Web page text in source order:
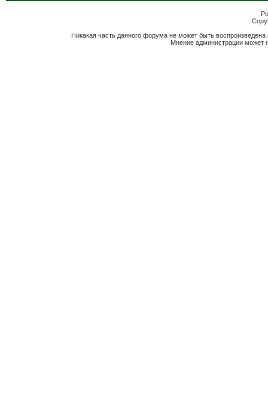
Никакая часть данного форума не может быть
Мнение администрации может